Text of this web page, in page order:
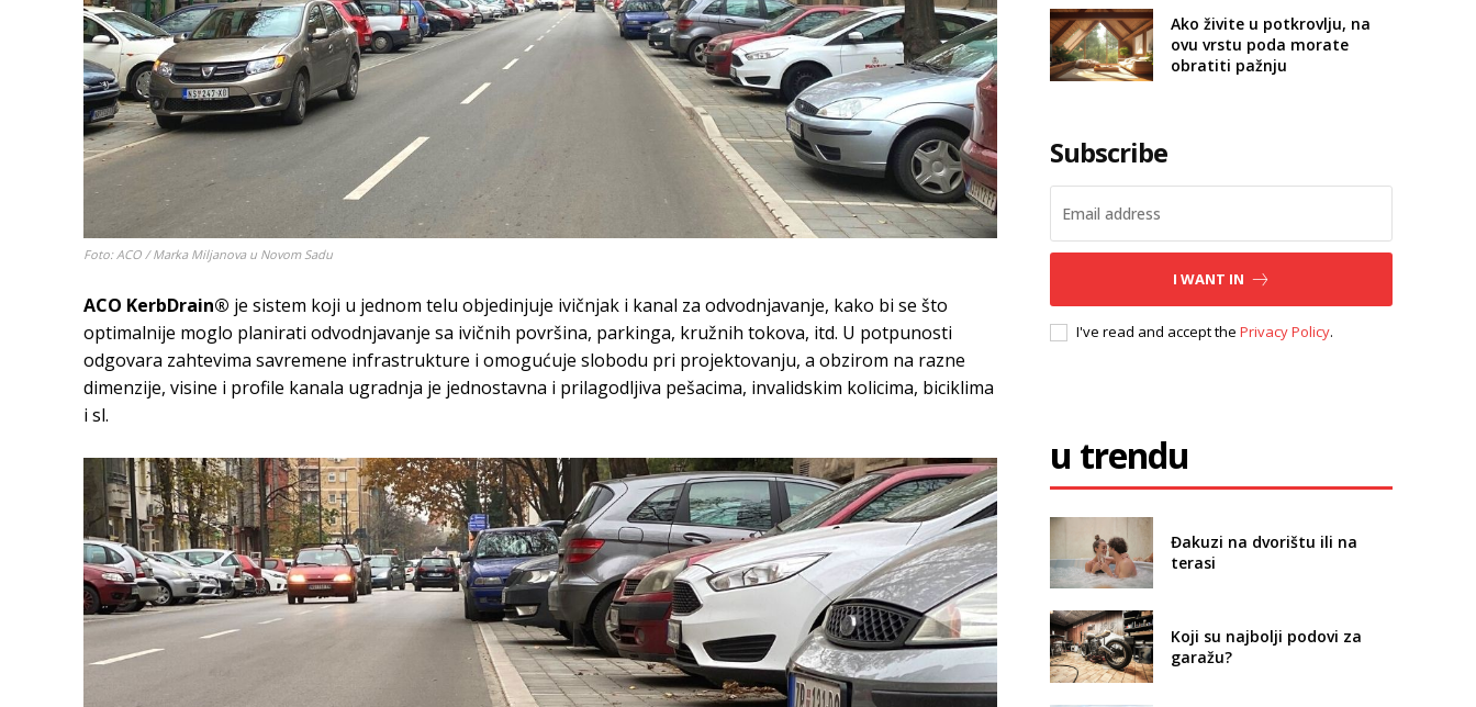
Foto: ACO / Marka Miljanova u Novom Sadu
ACO KerbDrain® je sistem koji u jednom telu objedinjuje ivičnjak i kanal za odvodnjavanje, kako bi se što
optimalnije moglo planirati odvodnjavanje sa ivičnih površina, parkinga, kružnih tokova, itd. U potpunosti
odgovara zahtevima savremene infrastrukture i omogućuje slobodu pri projektovanju, a obzirom na razne
dimenzije, visine i profile kanala ugradnja je jednostavna i prilagodljiva pešacima, invalidskim kolicima, biciklima
i sl.
Ako živite u potkrovlju, na
ovu vrstu poda morate
obratiti pažnju
Subscribe
I WANT IN
I've read and accept thePrivacy Policy.
u trendu
Đakuzi na dvorištu ili na
terasi
Koji su najbolji podovi za
garažu?